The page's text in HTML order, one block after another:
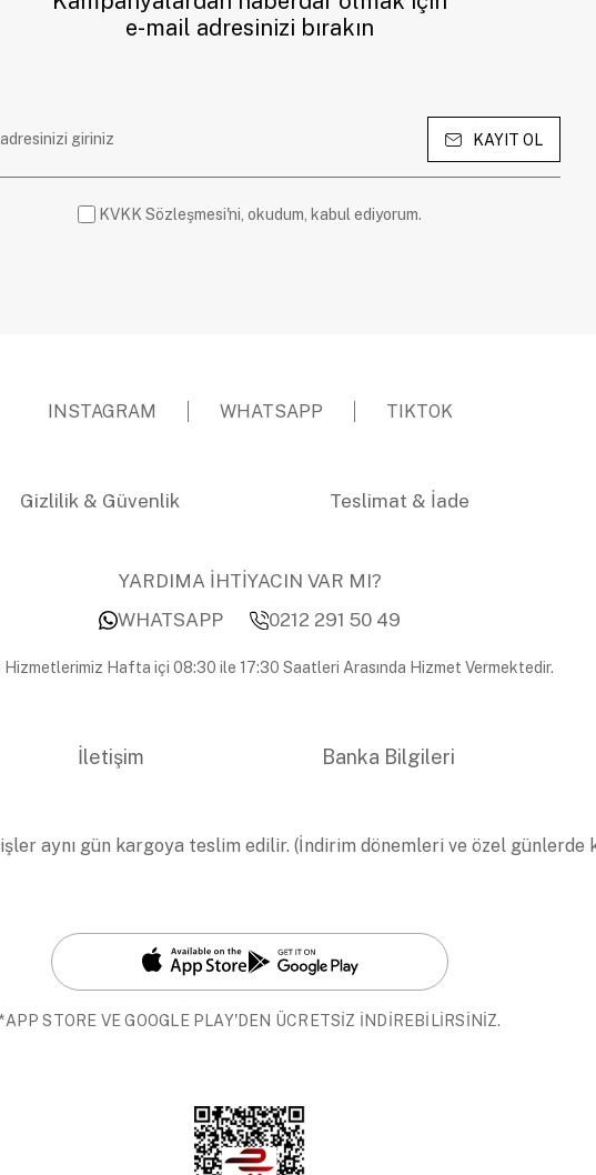
e-mail adresinizi bırakın
KAYIT OL
KVKK Sözleşmesi'ni, okudum, kabul ediyorum.
INSTAGRAM WHATSAPP TIKTOK
Gizlilik & Güvenlik Teslimat & İade
YARDIMA İHTİYACIN VAR MI?
WHATSAPP
0212 291 50 49
Hizmetlerimiz Hafta içi 08:30 ile 17:30 Saatleri Arasında Hizmet Vermektedir.
İletişim Banka Bilgileri
aynı gün kargoya teslim edilir. (İndirim dönemleri ve özel
*APP STORE VE GOOGLE PLAY'DEN ÜCRETSİZ İNDİREBİLİRSİNİZ.